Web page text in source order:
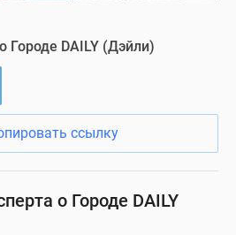
Городе DAILY (Дэйли)
ссылку
о Городе DAILY